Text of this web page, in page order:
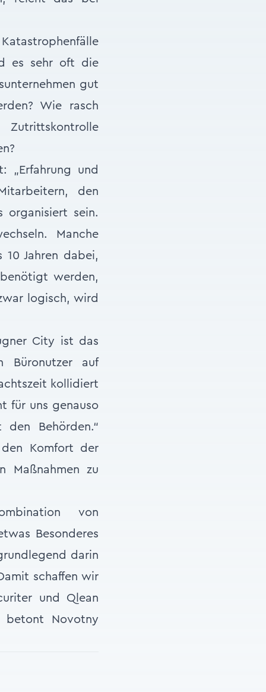
es sehr oft die
gut
Wie rasch
„Erfahrung und
den
organisiert sein.
Manche
Jahren dabei,
werden,
logisch, wird
City ist das
Büronutzer auf
kollidiert
für uns genauso
Behörden.“
den Komfort der
Maßnahmen zu
von
Besonderes
darin
schaffen wir
und Qlean
betont Novotny